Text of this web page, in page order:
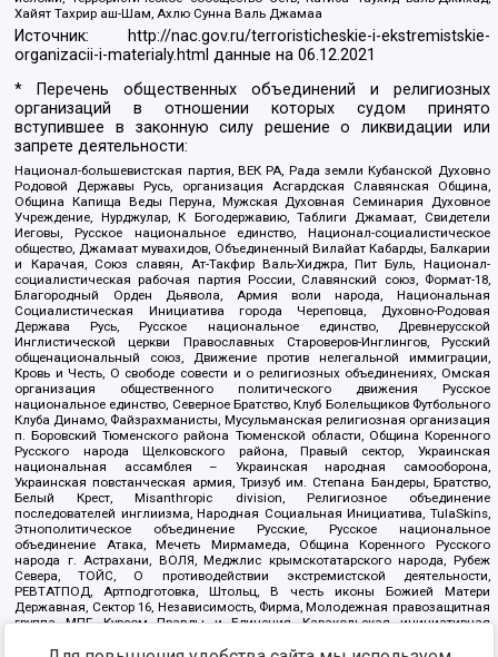
Хайят Тахрир аш-Шам, Ахлю Сунна Валь Джамаа
Источник:
http://nac.gov.ru/terroristicheskie-i-ekstremistskie-
organizacii-i-materialy.html данные на06.12.2021
* Перечень общественных объединений и религиозных
организаций в отношении которых судом принято
вступившее в законную силу решение о ликвидации или
запрете деятельности:
Национал-большевистская партия, ВЕК РА, Рада земли Кубанской Духовно
Родовой Державы Русь, организация Асгардская Славянская Община,
Община Капища Веды Перуна, Мужская Духовная Семинария Духовное
Учреждение, Нурджулар, К Богодержавию, Таблиги Джамаат, Свидетели
Иеговы, Русское национальное единство, Национал-социалистическое
общество, Джамаат мувахидов, Объединенный Вилайат Кабарды, Балкарии
и Карачая, Союз славян, Ат-Такфир Валь-Хиджра, Пит Буль, Национал-
социалистическая рабочая партия России, Славянский союз, Формат-18,
Благородный Орден Дьявола, Армия воли народа, Национальная
Социалистическая Инициатива города Череповца, Духовно-Родовая
Держава Русь, Русское национальное единство, Древнерусской
Инглистической церкви Православных Староверов-Инглингов, Русский
общенациональный союз, Движение против нелегальной иммиграции,
Кровь и Честь, О свободе совести и о религиозных объединениях, Омская
организация общественного политического движения Русское
национальное единство, Северное Братство, Клуб Болельщиков Футбольного
Клуба Динамо, Файзрахманисты, Мусульманская религиозная организация
п. Боровский Тюменского района Тюменской области, Община Коренного
Русского народа Щелковского района, Правый сектор, Украинская
национальная ассамблея – Украинская народная самооборона,
Украинская повстанческая армия, Тризуб им. Степана Бандеры, Братство,
Белый Крест, Misanthropic division, Религиозное объединение
последователей инглиизма, Народная Социальная Инициатива, TulaSkins,
Этнополитическое объединение Русские, Русское национальное
объединение Атака, Мечеть Мирмамеда, Община Коренного Русского
народа г. Астрахани, ВОЛЯ, Меджлис крымскотатарского народа, Рубеж
Севера, ТОЙС, О противодействии экстремистской деятельности,
РЕВТАТПОД, Артподготовка, Штольц, В честь иконы Божией Матери
Державная, Сектор 16, Независимость, Фирма, Молодежная правозащитная
группа МПГ, Курсом Правды и Единения, Каракольская инициативная
Благотворительный пансионат Ак Умут, Русская республика Русь,